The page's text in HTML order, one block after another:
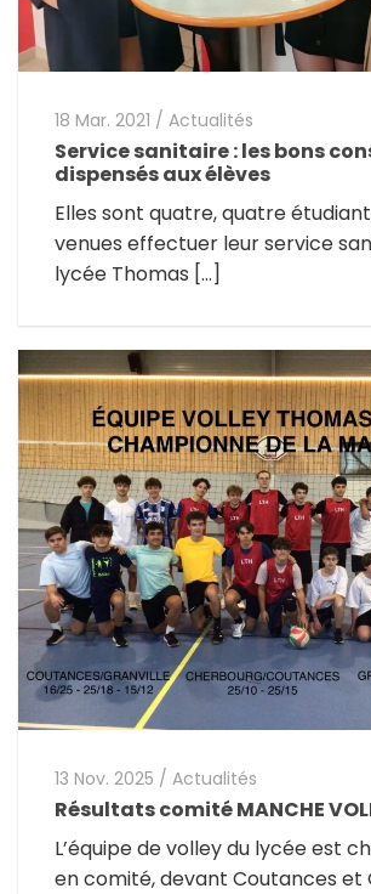
18 Mar. 2021 / Actualités
Service sanitaire : les bons
dispensés aux élèves
Elles sont quatre, quatre
venues effectuer leur service
lycée Thomas […]
13 Nov. 2025 / Actualités
Résultats comité MANCHE
L’équipe de volley du lycée est
en comité, devant Coutances et